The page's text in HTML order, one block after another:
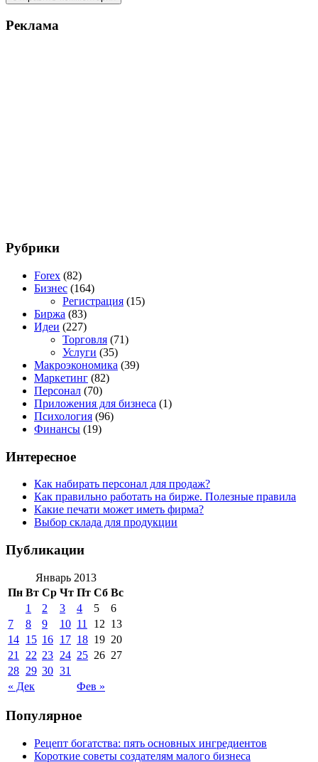
Реклама
Рубрики
Forex (82)
Бизнес (164)
Регистрация (15)
Биржа (83)
Идеи (227)
Торговля (71)
Услуги (35)
Макроэкономика (39)
Маркетинг (82)
Персонал (70)
Приложения для бизнеса (1)
Психология (96)
Финансы (19)
Интересное
Как набирать персонал для продаж?
Как правильно работать на бирже. Полезные правила
Какие печати может иметь фирма?
Выбор склада для продукции
Публикации
Январь 2013
Пн Вт Ср Чт Пт Сб Вс
« Дек Фев »
1 2 3 4 5
6
7
8 9 10 11 12 13
14 15 16 17 18 19 20
21
22 23 24 25 26 27
28 29 30 31
Популярное
Рецепт богатства: пять основных ингредиентов
Короткие советы создателям малого бизнеса